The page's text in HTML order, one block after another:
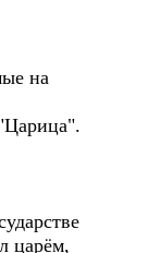
на
царём,